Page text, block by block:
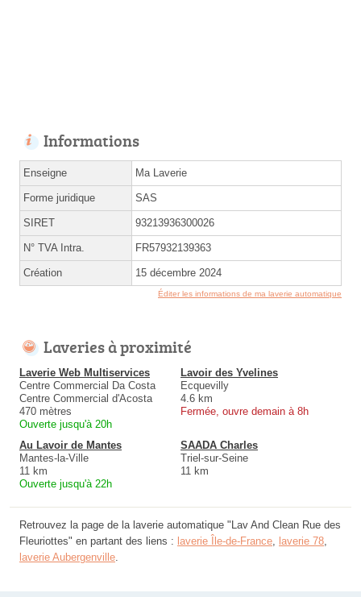
Informations
Enseigne Ma Laverie
Forme juridique SAS
SIRET 93213936300026
N° TVA Intra. FR57932139363
Création 15 décembre 2024
Éditer les informations de ma laverie automatique
Laveries à proximité
Laverie Web Multiservices
Centre Commercial Da Costa
Centre Commercial d'Acosta
470 mètres
Ouverte jusqu'à 20h
Lavoir des Yvelines
Ecquevilly
4.6 km
Fermée, ouvre demain à 8h
Au Lavoir de Mantes
Mantes-la-Ville
11 km
Ouverte jusqu'à 22h
SAADA Charles
Triel-sur-Seine
11 km
Retrouvez la page de la laverie automatique "Lav And Clean Rue des
Fleuriottes" en partant des liens : laverie Île-de-France, laverie 78,
laverie Aubergenville.